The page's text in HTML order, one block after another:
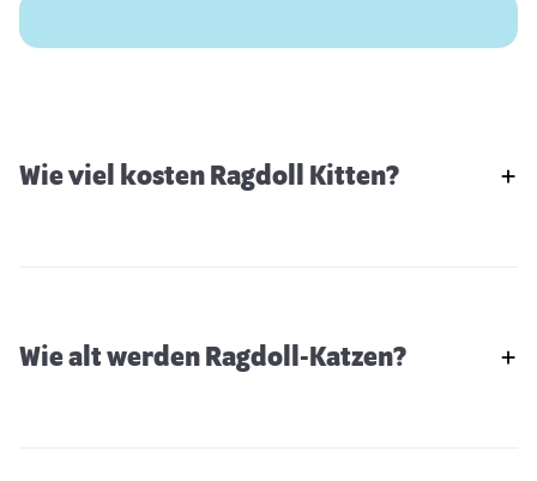
Wie viel kosten Ragdoll Kitten?
Wie alt werden Ragdoll-Katzen?